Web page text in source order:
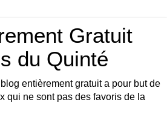
Gratuit
du Quinté
entièrement gratuit a pour but de
qui ne sont pas des favoris de la